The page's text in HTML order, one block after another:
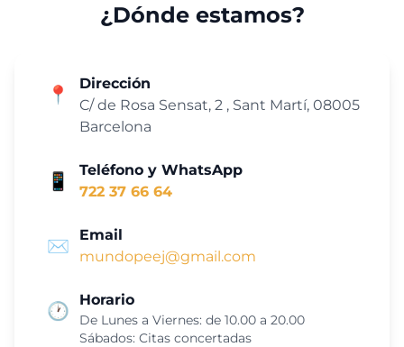
¿Dónde estamos?
📍
Dirección
C/ de Rosa Sensat, 2 , Sant Martí, 08005
Barcelona
📱
Teléfono y WhatsApp
722 37 66 64
✉️
Email
mundopeej@gmail.com
🕐
Horario
De Lunes a Viernes: de 10.00 a 20.00
Sábados: Citas concertadas